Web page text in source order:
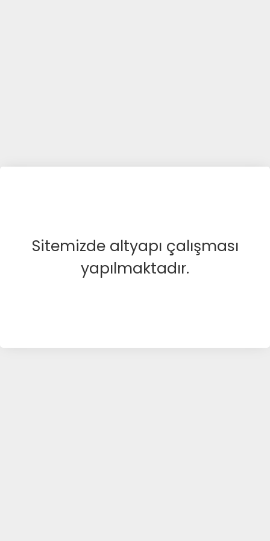
Sitemizde altyapı çalışması
yapılmaktadır.